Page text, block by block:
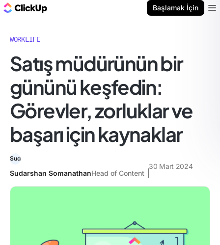
Başlamak İçin
WORKLIFE
Satış müdürünün bir
gününü keşfedin:
Görevler, zorluklar ve
başarı için kaynaklar
Sudarshan SomanathanHead of Content
30 Mart 2024